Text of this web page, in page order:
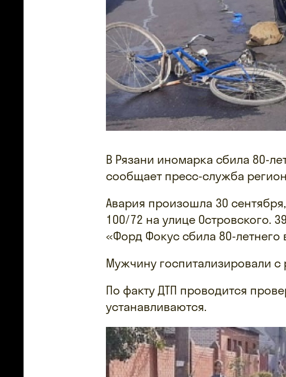
В Рязани иномарка сбила 80-
сообщает пресс-служба
Авария произошла 30
100/72 на улице Островского.
«Форд Фокус сбила 80-летнего
Мужчину госпитализировали
По факту ДТП проводится
устанавливаются.